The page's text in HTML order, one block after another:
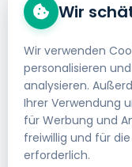
Gut zu wissen
Domain kaufen
Webhosting
Impressum
AGB
Wir
Wir verwenden
personalisieren
analysieren.
Ihrer Verwendung
für Werbung und
freiwillig und für
erforderlich.